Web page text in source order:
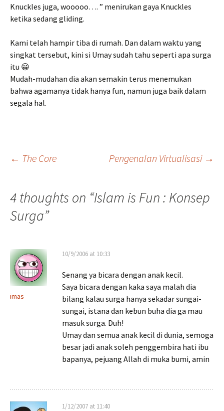
Knuckles juga, wooooo…. ” menirukan gaya Knuckles
ketika sedang gliding.
Kami telah hampir tiba di rumah. Dan dalam waktu yang
singkat tersebut, kini si Umay sudah tahu seperti apa surga
itu 😀
Mudah-mudahan dia akan semakin terus menemukan
bahwa agamanya tidak hanya fun, namun juga baik dalam
segala hal.
Post
navigation
← The Core Pengenalan Virtualisasi →
4 thoughts on “Islam is Fun : Konsep
Surga”
imas
10/9/2006 at 10:33
Senang ya bicara dengan anak kecil.
Saya bicara dengan kaka saya malah dia
bilang kalau surga hanya sekadar sungai-
sungai, istana dan kebun buha dia ga mau
masuk surga. Duh!
Umay dan semua anak kecil di dunia, semoga
besar jadi anak soleh penggembira hati ibu
bapanya, pejuang Allah di muka bumi, amin
1/12/2007 at 11:40